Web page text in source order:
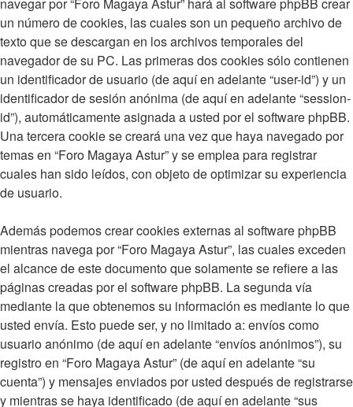
un número de cookies, las cuales son un pequeño archivo de
texto que se descargan en los archivos temporales del
navegador de su PC. Las primeras dos cookies sólo contienen
un identificador de usuario (de aquí en adelante “user-id”) y un
identificador de sesión anónima (de aquí en adelante “session-
id”), automáticamente asignada a usted por el software phpBB.
Una tercera cookie se creará una vez que haya navegado por
temas en “Foro Magaya Astur” y se emplea para registrar
cuales han sido leídos, con objeto de optimizar su experiencia
de usuario.
Además podemos crear cookies externas al software phpBB
mientras navega por “Foro Magaya Astur”, las cuales exceden
el alcance de este documento que solamente se refiere a las
páginas creadas por el software phpBB. La segunda vía
mediante la que obtenemos su información es mediante lo que
usted envía. Esto puede ser, y no limitado a: envíos como
usuario anónimo (de aquí en adelante “envíos anónimos”), su
registro en “Foro Magaya Astur” (de aquí en adelante “su
cuenta”) y mensajes enviados por usted después de registrarse
y mientras se haya identificado (de aquí en adelante “sus